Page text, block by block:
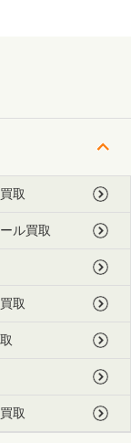
取
ル買取
取
取